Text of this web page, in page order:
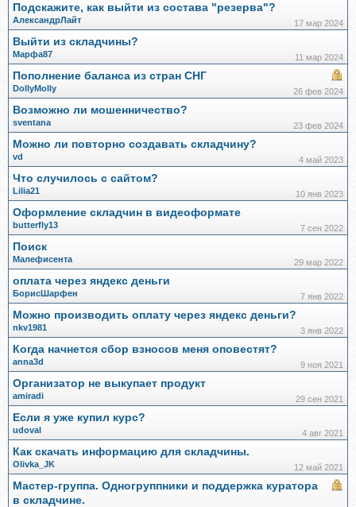
Подскажите, как выйти из состава "резерва"?
АлександрЛайт 17 мар 2024
Выйти из складчины?
Марфа87 11 мар 2024
Пополнение баланса из стран СНГ
DollyMolly 26 фев 2024
Возможно ли мошенничество?
sventana 23 фев 2024
Можно ли повторно создавать складчину?
vd 4 май 2023
Что случилось с сайтом?
Lilia21 10 янв 2023
Оформление складчин в видеоформате
butterfly13 7 сен 2022
Поиск
Малефисента 29 мар 2022
оплата через яндекс деньги
БорисШарфен 7 янв 2022
Можно производить оплату через яндекс деньги?
nkv1981 3 янв 2022
Когда начнется сбор взносов меня оповестят?
anna3d 9 ноя 2021
Организатор не выкупает продукт
amiradi 29 сен 2021
Если я уже купил курс?
udoval 4 авг 2021
Как скачать информацию для складчины.
Olivka_JK 12 май 2021
Мастер-группа. Одногруппники и поддержка куратора
в складчине.